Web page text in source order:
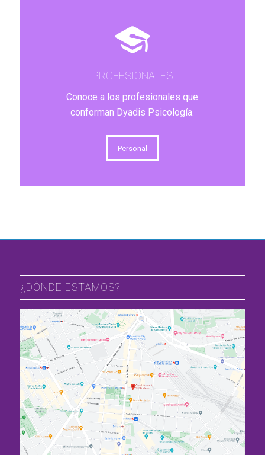
PROFESIONALES
Conoce a los profesionales que
conforman Dyadis Psicología.
Personal
¿DÓNDE ESTAMOS?